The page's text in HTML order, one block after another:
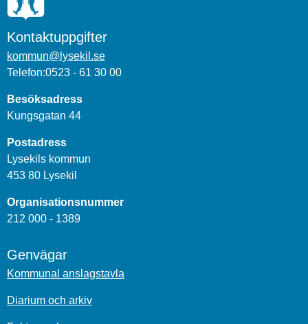
Kontaktuppgifter
kommun@lysekil.se
Telefon:0523 - 61 30 00
Besöksadress
Kungsgatan 44
Postadress
Lysekils kommun
453 80 Lysekil
Organisationsnummer
212 000 - 1389
Genvägar
Kommunal anslagstavla
Diarium och arkiv